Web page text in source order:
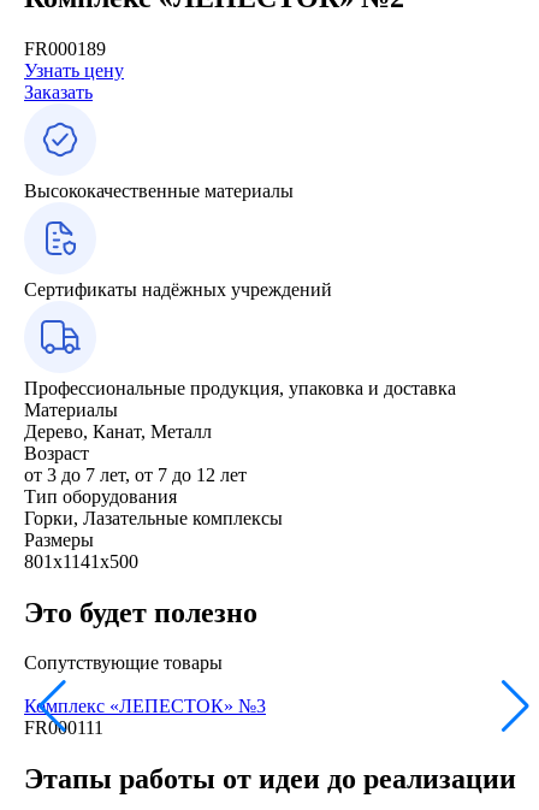
FR000189
Узнать цену
Заказать
Высококачественные материалы
Сертификаты надёжных учреждений
Профессиональные продукция, упаковка и доставка
Материалы
Дерево, Канат, Металл
Возраст
от 3 до 7 лет, от 7 до 12 лет
Тип оборудования
Горки, Лазательные комплексы
Размеры
801х1141х500
Это будет полезно
Сопутствующие товары
Комплекс «ЛЕПЕСТОК» №3
FR000111
Этапы работы от идеи до реализации